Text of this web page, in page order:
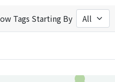
Tags Starting By